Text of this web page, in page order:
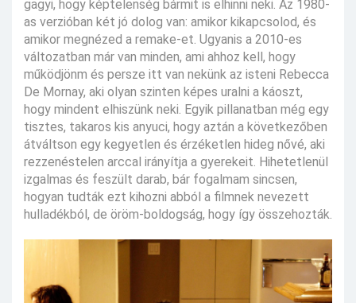
gagyi, hogy képtelenség bármit is elhinni neki. Az 1980-
as verzióban két jó dolog van: amikor kikapcsolod, és
amikor megnézed a remake-et. Ugyanis a 2010-es
változatban már van minden, ami ahhoz kell, hogy
működjönm és persze itt van nekünk az isteni Rebecca
De Mornay, aki olyan szinten képes uralni a káoszt,
hogy mindent elhiszünk neki. Egyik pillanatban még egy
tisztes, takaros kis anyuci, hogy aztán a következőben
átváltson egy kegyetlen és érzéketlen hideg nővé, aki
rezzenéstelen arccal irányítja a gyerekeit. Hihetetlenül
izgalmas és feszült darab, bár fogalmam sincsen,
hogyan tudták ezt kihozni abból a filmnek nevezett
hulladékból, de öröm-boldogság, hogy így összehozták.